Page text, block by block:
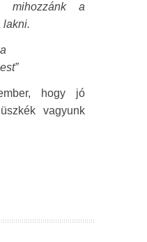
mihozzánk a
lakni.
hogy jó
vagyunk